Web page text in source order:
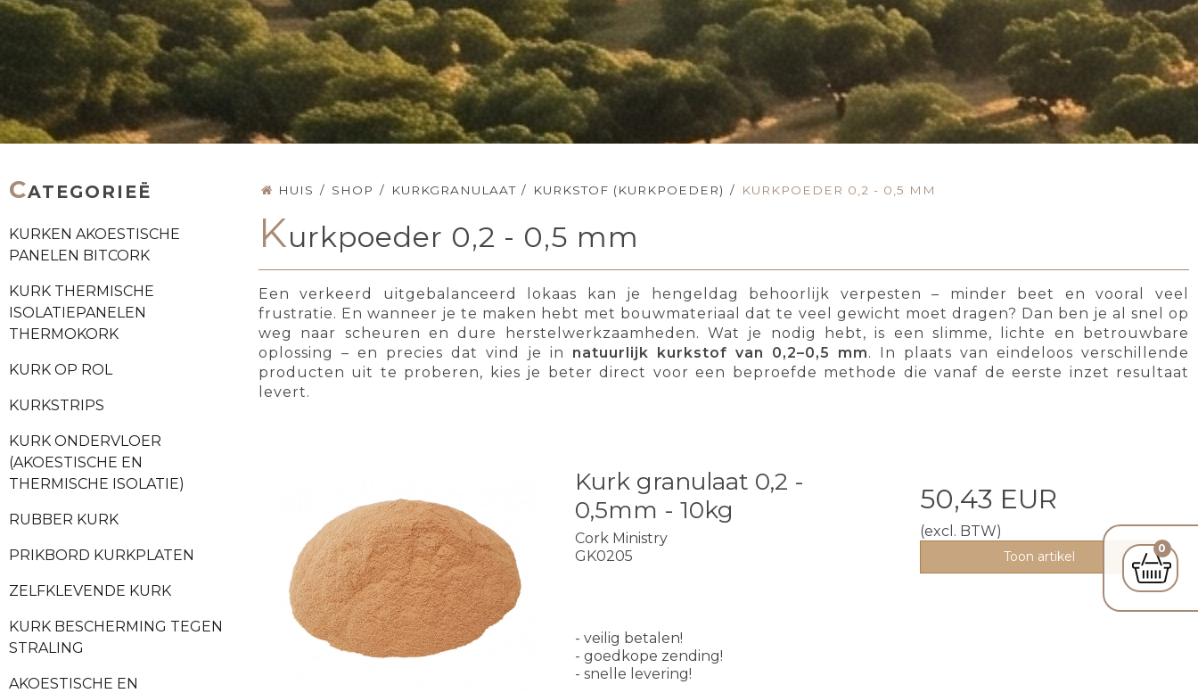
0
CATEGORIEË
KURKEN AKOESTISCHE
PANELEN BITCORK
KURK THERMISCHE
ISOLATIEPANELEN
THERMOKORK
KURK OP ROL
KURKSTRIPS
KURK ONDERVLOER
(AKOESTISCHE EN
THERMISCHE ISOLATIE)
RUBBER KURK
PRIKBORD KURKPLATEN
ZELFKLEVENDE KURK
KURK BESCHERMING TEGEN
STRALING
AKOESTISCHE EN
HUIS / SHOP / KURKGRANULAAT / KURKSTOF (KURKPOEDER) / KURKPOEDER 0,2 - 0,5 MM
Kurkpoeder 0,2 - 0,5 mm
Een verkeerd uitgebalanceerd lokaas kan je hengeldag behoorlijk verpesten – minder beet en vooral veel
frustratie. En wanneer je te maken hebt met bouwmateriaal dat te veel gewicht moet dragen? Dan ben je al snel op
weg naar scheuren en dure herstelwerkzaamheden. Wat je nodig hebt, is een slimme, lichte en betrouwbare
oplossing – en precies dat vind je in natuurlijk kurkstof van 0,2–0,5 mm. In plaats van eindeloos verschillende
producten uit te proberen, kies je beter direct voor een beproefde methode die vanaf de eerste inzet resultaat
levert.
Kurk granulaat 0,2 -
0,5mm - 10kg
Cork Ministry
GK0205
- veilig betalen!
- goedkope zending!
- snelle levering!
50,43 EUR
(excl. BTW)
Toon artikel